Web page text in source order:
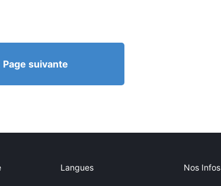
Page suivante
Langues Nos Infos